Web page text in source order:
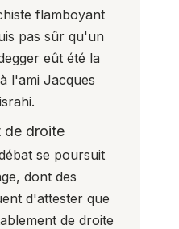
flamboyant
pas sûr qu'un
eût été la
l'ami Jacques
de droite
se poursuit
dont des
d'attester que
de droite